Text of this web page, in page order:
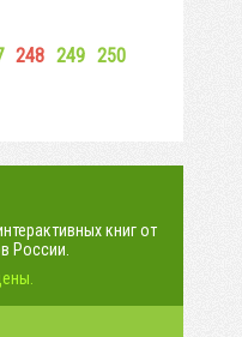
248 249 250
книг от
России.